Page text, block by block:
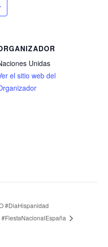
Unidas
el sitio web del
#DiaHispanidad